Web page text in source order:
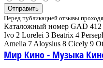
Отправить
Перед публикацией отзывы
Каталожный номер GAD
Ivo 2 Lorelei 3 Beatrix 4
Amelia 7 Aloysius 8 Cicely 9
Мир Кино - Музыка